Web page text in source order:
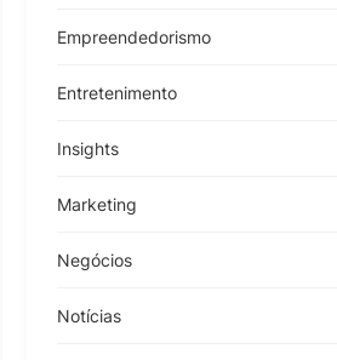
Empreendedorismo
Entretenimento
Insights
Marketing
Negócios
Notícias